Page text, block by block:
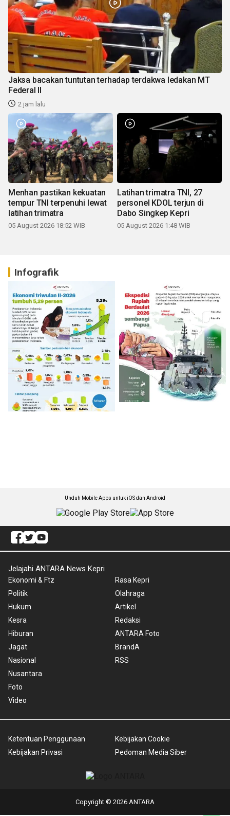
Jaksa bacakan tuntutan terhadap terdakwa ledakan MT
Federal II
2 jam lalu
Menhan pastikan kekuatan
tempur TNI terpenuhi lewat
latihan trimatra
05 August 2026 18:52 WIB
Latihan trimatra TNI, 27
personel KDOL terjun di
Dabo Singkep Kepri
05 August 2026 1:48 WIB
Infografik
Unduh Mobile Apps untuk iOS dan Android
Jelajahi ANTARA News Kepri
Ekonomi & Ftz
Politik
Hukum
Kesra
Hiburan
Jagat
Nasional
Nusantara
Foto
Video
Rasa Kepri
Olahraga
Artikel
Redaksi
ANTARA Foto
BrandA
RSS
Ketentuan Penggunaan
Kebijakan Privasi
Kebijakan Cookie
Pedoman Media Siber
Copyright © 2026 ANTARA